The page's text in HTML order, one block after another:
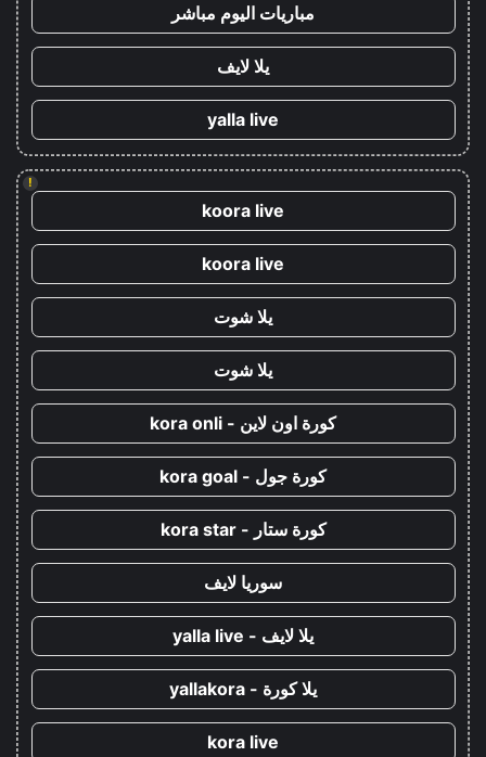
مباريات اليوم مباشر
يلا لايف
yalla live
!
koora live
koora live
يلا شوت
يلا شوت
كورة اون لاين - kora onli
كورة جول - kora goal
كورة ستار - kora star
سوريا لايف
يلا لايف - yalla live
يلا كورة - yallakora
kora live